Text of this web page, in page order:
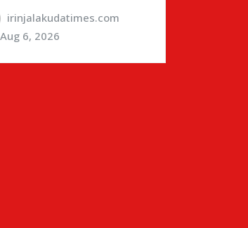
irinjalakudatimes.com
Aug 6, 2026